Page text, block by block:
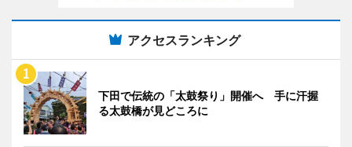
アクセスランキング
下田で伝統の「太鼓祭り」開催へ 手に汗握
る太鼓橋が見どころに